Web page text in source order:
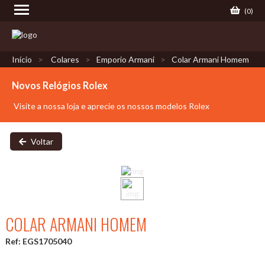
(0)
Início Colares Emporio Armani Colar Armani Homem
Novos Relógios Rolex
Visite a nossa loja e aprecie os nossos modelos Rolex
Voltar
COLAR ARMANI HOMEM
Ref: EGS1705040